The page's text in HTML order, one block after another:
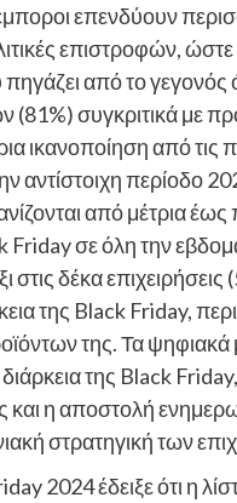
επενδύουν
επιστροφών,
από το
συγκριτικά με
ικανοποίηση από τις
αντίστοιχη περίοδο
από μέτρια
Friday σε όλη την
δέκα
της Black Friday,
της. Τα
της Black
και η αποστολή
στρατηγική των
έδειξε ότι η